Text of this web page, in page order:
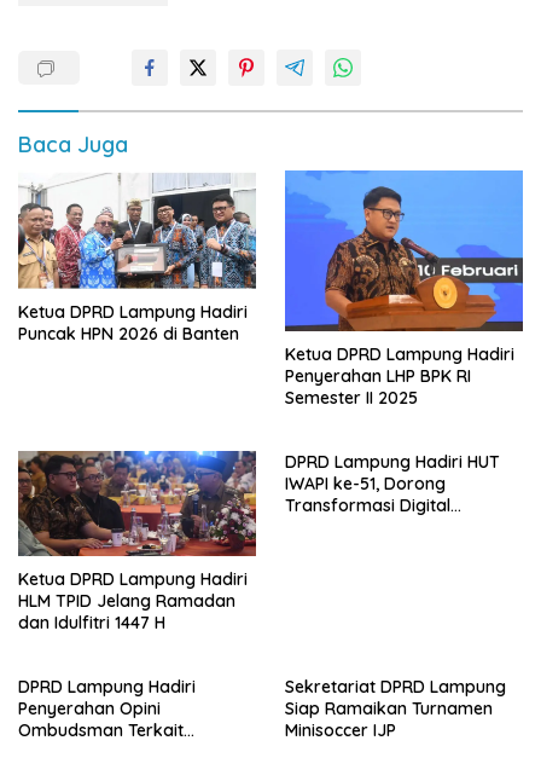
Baca Juga
Ketua DPRD Lampung Hadiri
Puncak HPN 2026 di Banten
Ketua DPRD Lampung Hadiri
Penyerahan LHP BPK RI
Semester II 2025
Ketua DPRD Lampung Hadiri
HLM TPID Jelang Ramadan
dan Idulfitri 1447 H
DPRD Lampung Hadiri HUT
IWAPI ke-51, Dorong
Transformasi Digital
DPRD Lampung Hadiri
Penyerahan Opini
Ombudsman Terkait
Sekretariat DPRD Lampung
Siap Ramaikan Turnamen
Minisoccer IJP